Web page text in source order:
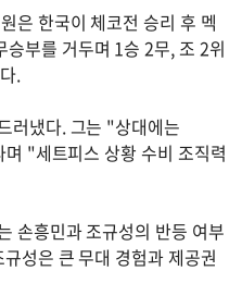
은 한국이 체코전 승리 후 멕
부를 거두며 1승 2무, 조 2위
.
러냈다. 그는 "상대에는
"세트피스 상황 수비 조직력
손흥민과 조규성의 반등 여부
성은 큰 무대 경험과 제공권